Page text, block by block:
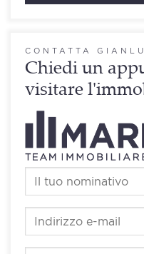
CONTATTA
Chiedi un
visitare